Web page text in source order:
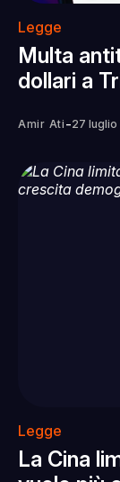
Legge
Multa
dollari a
Amir Ati -27
Legge
La Cina